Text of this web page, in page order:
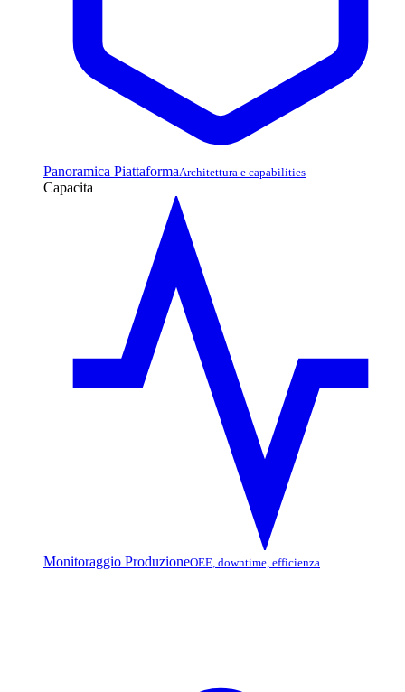
Panoramica PiattaformaArchitettura e capabilities
Capacita
Monitoraggio ProduzioneOEE, downtime, efficienza